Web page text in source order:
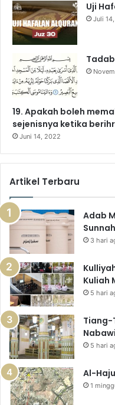
Uji
Juli
19. Apakah boleh
sejenisnya ketika
Juni 14, 2022
Artikel Terbaru
Adab
Sunnah
3 hari
Kuliah
5 hari
Tiang-
Nabawi
5 hari
Al-
1